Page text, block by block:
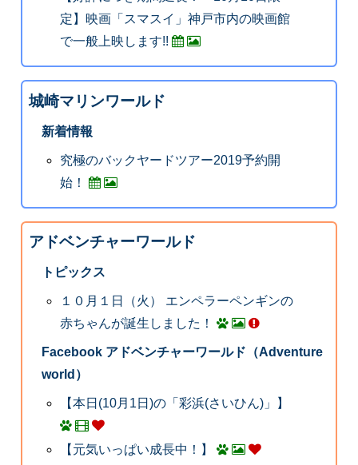
定】映画「スマスイ」神戸市内の映画館
で一般上映します!!
城崎マリンワールド
新着情報
究極のバックヤードツアー2019予約開
始！
アドベンチャーワールド
トピックス
１０月１日（火） エンペラーペンギンの
赤ちゃんが誕生しました！
Facebook アドベンチャーワールド（Adventure
world）
【本日(10月1日)の「彩浜(さいひん)」】
【元気いっぱい成長中！】